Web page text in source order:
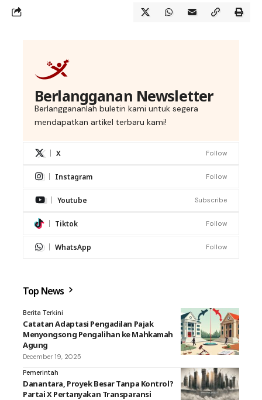
Berlangganan Newsletter
Berlanggananlah buletin kami untuk segera
mendapatkan artikel terbaru kami!
X Follow
Instagram Follow
Youtube Subscribe
Tiktok Follow
WhatsApp Follow
Top News
Berita Terkini
Catatan Adaptasi Pengadilan Pajak
Menyongsong Pengalihan ke Mahkamah
Agung
December 19, 2025
Pemerintah
Danantara, Proyek Besar Tanpa Kontrol?
Partai X Pertanyakan Transparansi